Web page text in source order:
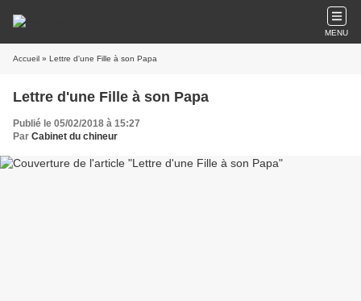
MENU
Accueil » Lettre d'une Fille à son Papa
Lettre d'une Fille à son Papa
Publié le 05/02/2018 à 15:27
Par Cabinet du chineur